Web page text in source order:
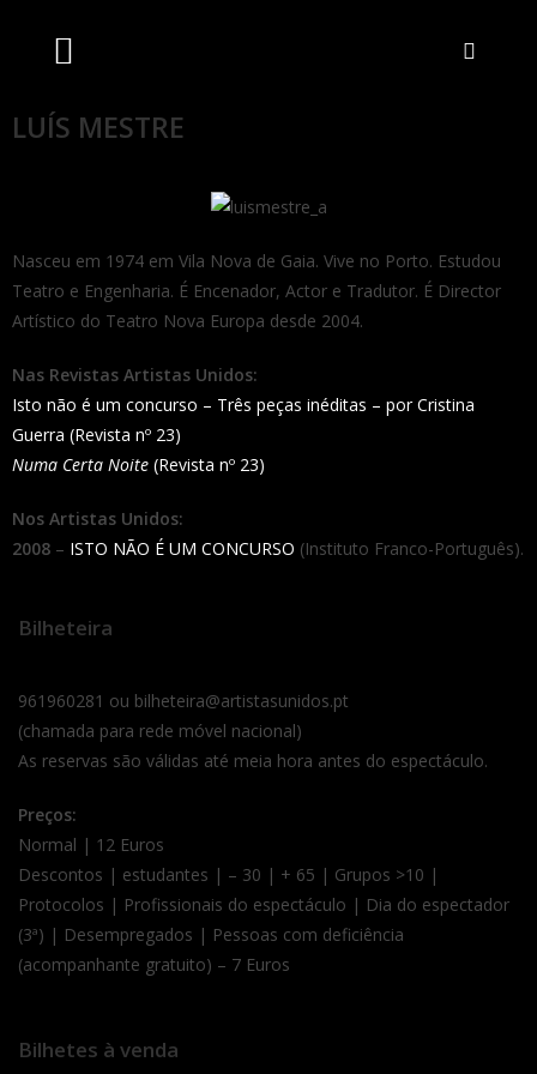
LUÍS MESTRE
Nasceu em 1974 em Vila Nova de Gaia. Vive no Porto. Estudou
Teatro e Engenharia. É Encenador, Actor e Tradutor. É Director
Artístico do Teatro Nova Europa desde 2004.
Nas Revistas Artistas Unidos:
Isto não é um concurso – Três peças inéditas – por Cristina
Guerra (Revista nº 23)
Numa Certa Noite (Revista nº 23)
Nos Artistas Unidos:
2008 – ISTO NÃO É UM CONCURSO (Instituto Franco-Português).
Bilheteira
961960281 ou bilheteira@artistasunidos.pt
(chamada para rede móvel nacional)
As reservas são válidas até meia hora antes do espectáculo.
Preços:
Normal | 12 Euros
Descontos | estudantes | – 30 | + 65 | Grupos >10 |
Protocolos | Profissionais do espectáculo | Dia do espectador
(3ª) | Desempregados | Pessoas com deficiência
(acompanhante gratuito) – 7 Euros
Bilhetes à venda